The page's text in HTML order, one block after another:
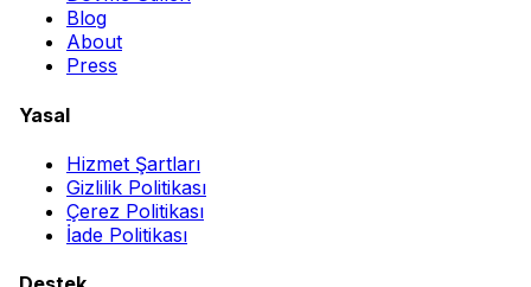
Blog
About
Press
Yasal
Hizmet Şartları
Gizlilik Politikası
Çerez Politikası
İade Politikası